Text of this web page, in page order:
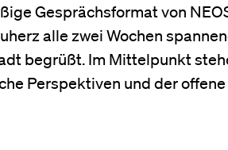
Gesprächsformat von
alle zwei Wochen
begrüßt. Im Mittelpunkt
Perspektiven und der